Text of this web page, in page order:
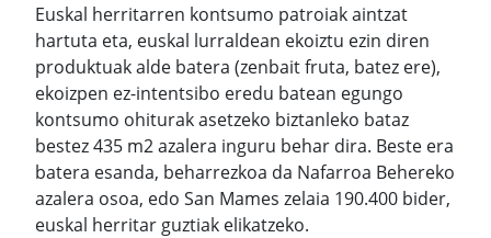
Euskal herritarren kontsumo patroiak aintzat
hartuta eta, euskal lurraldean ekoiztu ezin diren
produktuak alde batera (zenbait fruta, batez ere),
ekoizpen ez-intentsibo eredu batean egungo
kontsumo ohiturak asetzeko biztanleko bataz
bestez 435 m2 azalera inguru behar dira. Beste era
batera esanda, beharrezkoa da Nafarroa Behereko
azalera osoa, edo San Mames zelaia 190.400 bider,
euskal herritar guztiak elikatzeko.